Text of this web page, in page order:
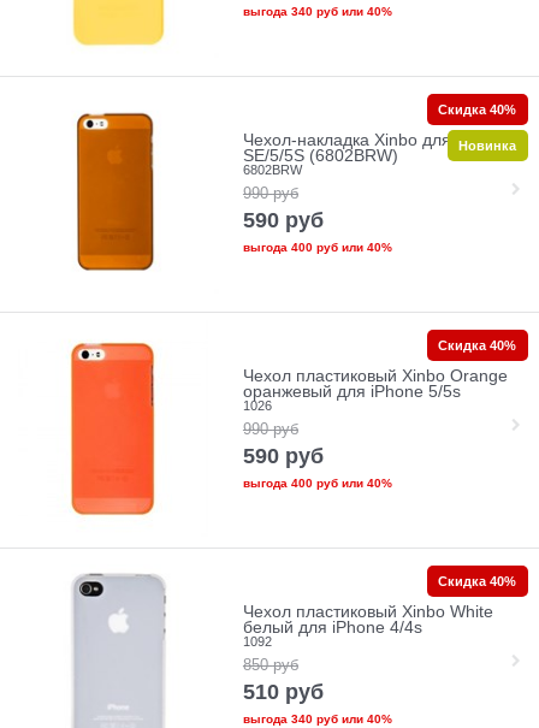
выгода 340 рубили 40%
Чехол-накладка Xinbo для iPhone
SE/5/5S (6802BRW)
6802BRW
990 руб
590 руб
выгода 400 рубили 40%
Скидка 40%
Новинка
Чехол пластиковый Xinbo Orange
оранжевый для iPhone 5/5s
1026
990 руб
590 руб
выгода 400 рубили 40%
Скидка 40%
Чехол пластиковый Xinbo White
белый для iPhone 4/4s
1092
850 руб
510 руб
выгода 340 рубили 40%
Скидка 40%